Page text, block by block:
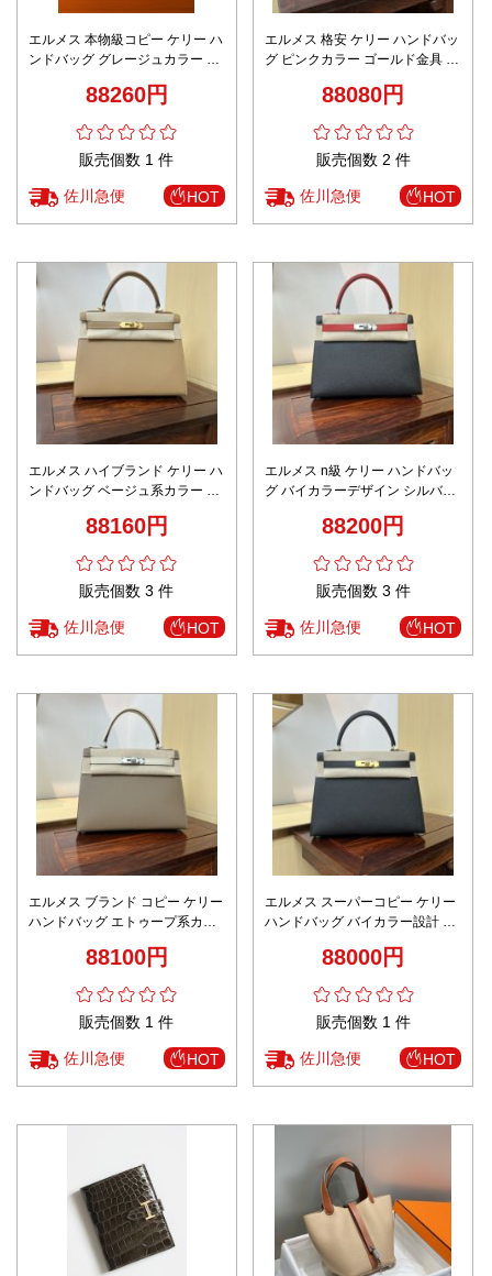
エルメス 本物級コピー ケリー ハ
ンドバッグ グレージュカラー シ
88260円
販売個数 1 件
佐川急便 HOT
エルメス 格安 ケリー ハンドバッ
グ ピンクカラー ゴールド金具 上
88080円
販売個数 2 件
佐川急便 HOT
エルメス ハイブランド ケリー ハ
ンドバッグ ベージュ系カラー ゴ
88160円
販売個数 3 件
佐川急便 HOT
エルメス n級 ケリー ハンドバッ
グ バイカラーデザイン シルバー
88200円
販売個数 3 件
佐川急便 HOT
エルメス ブランド コピー ケリー
ハンドバッグ エトゥープ系カラ
88100円
販売個数 1 件
佐川急便 HOT
エルメス スーパーコピー ケリー
ハンドバッグ バイカラー設計 ゴ
88000円
販売個数 1 件
佐川急便 HOT